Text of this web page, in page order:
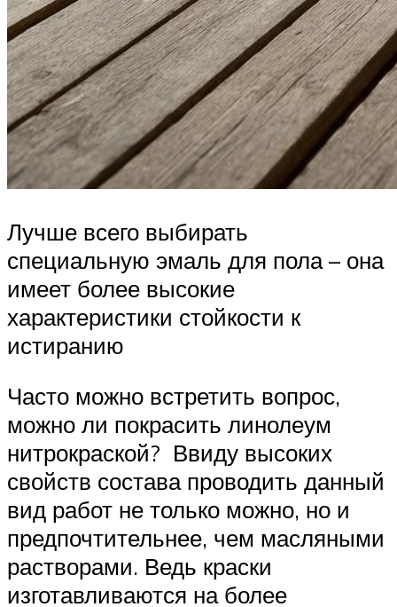
Лучше всего выбирать
специальную эмаль для пола – она
имеет более высокие
характеристики стойкости к
истиранию
Часто можно встретить вопрос,
можно ли покрасить линолеум
нитрокраской? Ввиду высоких
свойств состава проводить данный
вид работ не только можно, но и
предпочтительнее, чем масляными
растворами. Ведь краски
изготавливаются на более